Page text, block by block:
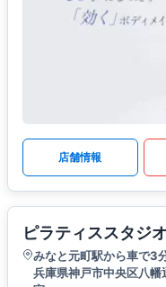
店舗情報
ピラティススタジ
みなと元町駅から車で3
兵庫県神戸市中央区八